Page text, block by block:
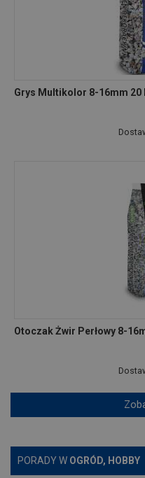
Grys Multikolor 8-16mm 20
Otoczak Żwir Perłowy 8-
PORADY W OGRÓD, HOBBY